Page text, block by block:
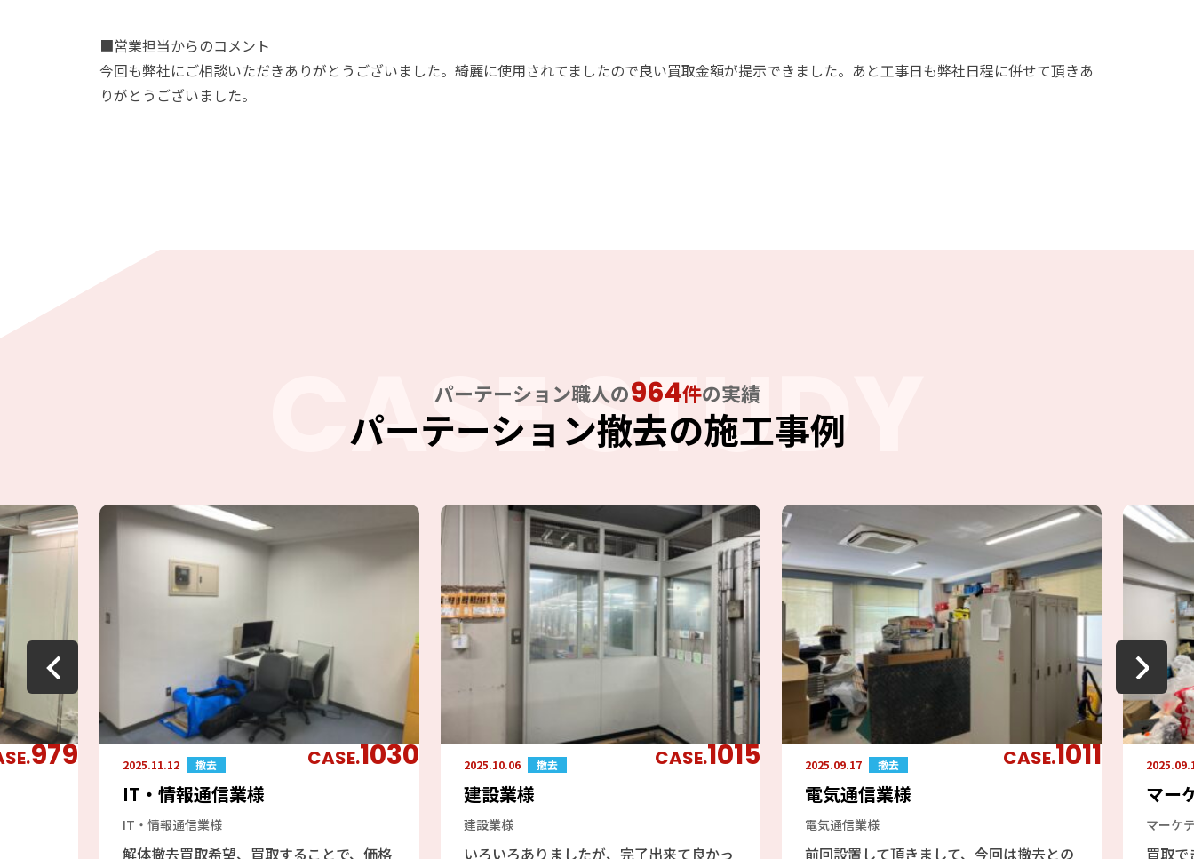
■営業担当からのコメント
今回も弊社にご相談いただきありがとうございました。綺麗に使用されてましたので良い買取金額が提示できました。あと工事日も弊社日程に併せて頂きあ
りがとうございました。
CASE STUDY
パーテーション職人の964件の実績
パーテーション撤去の施工事例
979 CASE.1030
2025.11.12 撤去
IT・情報通信業様
IT・情報通信業様
解体撤去買取希望、買取することで、価格
CASE.1015
2025.10.06 撤去
建設業様
建設業様
いろいろありましたが、完了出来て良かっ
CASE.1011
2025.09.17 撤去
電気通信業様
電気通信業様
前回設置して頂きまして、今回は撤去との
マー
マーケ
買取で